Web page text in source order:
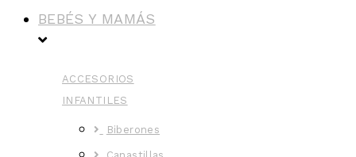
BEBÉS Y MAMÁS
ACCESORIOS
INFANTILES
Biberones